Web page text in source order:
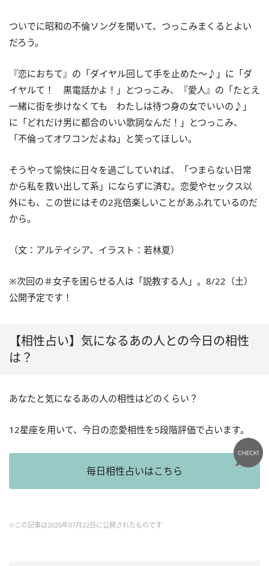
ついでに昭和の不倫ソングを聞いて、つっこみまくるとよい
だろう。
『恋におちて』の「ダイヤル回して手を止めた～♪」に「ダ
イヤルて！ 黒電話かよ！」とつっこみ、『愛人』の「たとえ
一緒に街を歩けなくても わたしは待つ身の女でいいの♪」
に「どれだけ男に都合のいい歌詞なんだ！」とつっこみ、
「不倫ってオワコンだよね」と笑ってほしい。
そうやって愉快に日々を過ごしていれば、「つまらない日常
から私を救い出して系」にならずに済む。恋愛やセックス以
外にも、この世にはその2兆倍楽しいことがあふれているのだ
から。
（文：アルテイシア、イラスト：若林夏）
※次回の＃女子を困らせる人は「説教する人」。8/22（土）
公開予定です！
【相性占い】気になるあの人との今日の相性
は？
あなたと気になるあの人の相性はどのくらい？
12星座を用いて、今日の恋愛相性を5段階評価で占います。
毎日相性占いはこちら
※この記事は2020年07月22日に公開されたものです